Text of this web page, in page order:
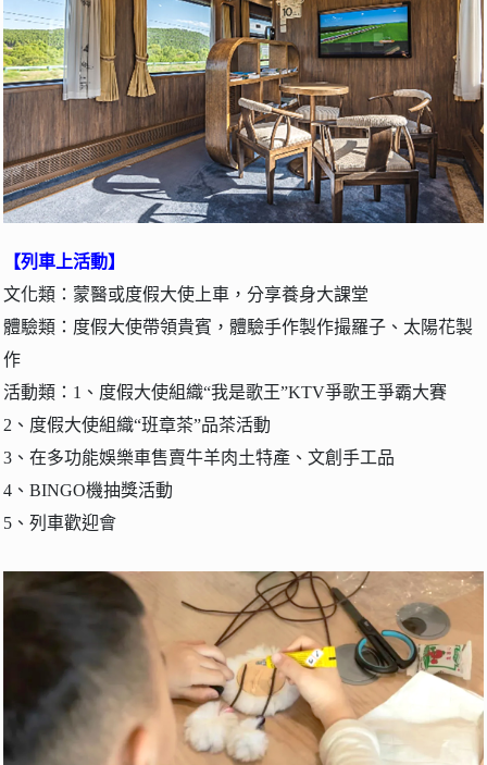
【列車上活動】
文化類：蒙醫或度假大使上車，分享養身大課堂
體驗類：度假大使帶領貴賓，體驗手作製作撮羅子、太陽花製
作
活動類：1、度假大使組織“我是歌王”KTV爭歌王爭霸大賽
2、度假大使組織“班章茶”品茶活動
3、在多功能娛樂車售賣牛羊肉土特產、文創手工品
4、BINGO機抽獎活動
5、列車歡迎會